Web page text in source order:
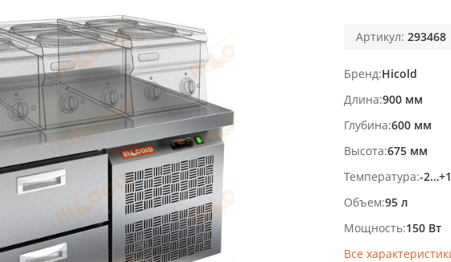
Артикул: 293468
Бренд Hicold
Длина 900 мм
Глубина 600 мм
Высота 675 мм
Температура -
Объем 95 л
Мощность 150 Вт
Все